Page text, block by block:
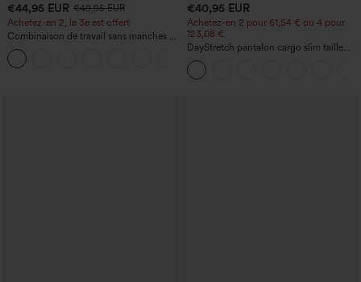
€44,95 EUR €49,95 EUR
Achetez-en 2, le 3e est offert
Combinaison de travail sans manches à
encolure bateau, côtés noués, toucher
frais, rayée, avec poches — Édition Easy
Peezy
€40,95 EUR
Achetez-en 2 pour 61,54 € ou 4 pour
123,08 €.
DayStretch pantalon cargo slim taille
haute, poches zippées, uni